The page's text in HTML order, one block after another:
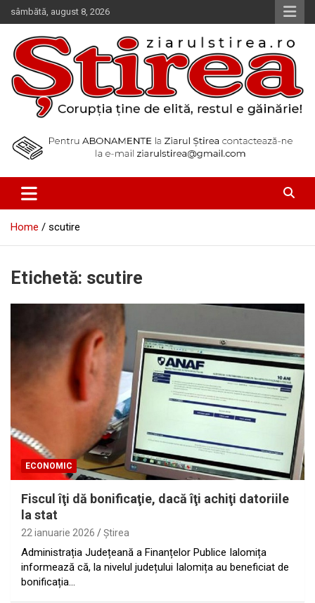
Skip
to
content
sâmbătă, august 8, 2026
Ziarul Știrea
Home scutire
Etichetă: scutire
ECONOMIC
Fiscul îţi dă bonificaţie, dacă îţi achiţi datoriile
la stat
22 ianuarie 2026 Ştirea
Administrația Județeană a Finanțelor Publice Ialomița
informează că, la nivelul județului Ialomița au beneficiat de
bonificația…